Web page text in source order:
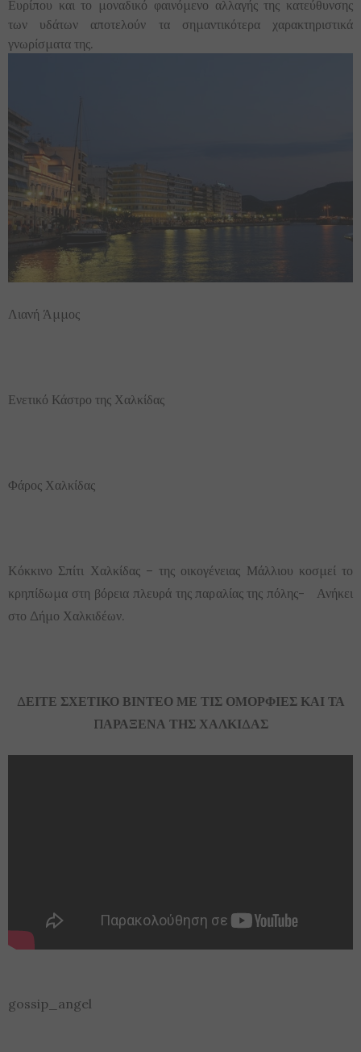
Ευρίπου και το μοναδικό φαινόμενο αλλαγής της κατεύθυνσης
των υδάτων αποτελούν τα σημαντικότερα χαρακτηριστικά
γνωρίσματα της.
Λιανή Άμμος
Ενετικό Κάστρο της Χαλκίδας
Φάρος Χαλκίδας
Κόκκινο Σπίτι Χαλκίδας – της οικογένειας Μάλλιου κοσμεί το
κρηπίδωμα στη βόρεια πλευρά της παραλίας της πόλης- Ανήκει
στο Δήμο Χαλκιδέων.
ΔΕΙΤΕ ΣΧΕΤΙΚΟ ΒΙΝΤΕΟ ΜΕ ΤΙΣ ΟΜΟΡΦΙΕΣ ΚΑΙ ΤΑ
ΠΑΡΑΞΕΝΑ ΤΗΣ ΧΑΛΚΙΔΑΣ
gossip_angel